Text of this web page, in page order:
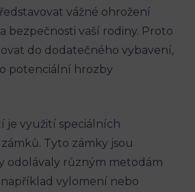
vážné ohrožení
bezpečnosti vaší rodiny. Proto
do dodatečného vybavení,
potenciální hrozby
je využití speciálních
Tyto zámky jsou
odolávaly různým metodám
vylomení nebo